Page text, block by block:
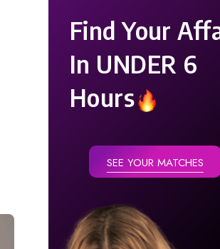
Find Your
In UNDER 6
Hours
SEE YOUR MATCHES